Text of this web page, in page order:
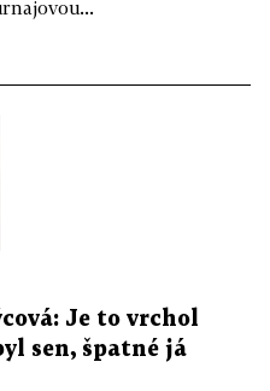
Je to vrchol
sen, špatné já